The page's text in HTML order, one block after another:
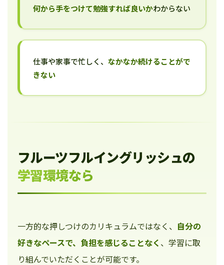
何から手をつけて勉強すれば良いかわからない
仕事や家事で忙しく、 なかなか続けることがで
きない
フルーツフルイングリッシュの
学習環境なら
一方的な押しつけのカリキュラムではなく、 自分の
好きなペースで、負担を感じることなく 、学習に取
り組んでいただくことが可能です。